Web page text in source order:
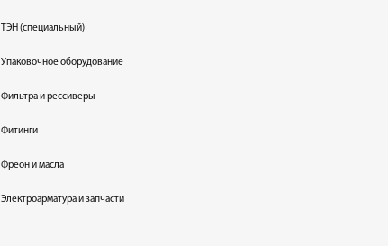
ТЭН (специальный)
Упаковочное оборудование
Фильтра и рессиверы
Фитинги
Фреон и масла
Электроарматура и запчасти